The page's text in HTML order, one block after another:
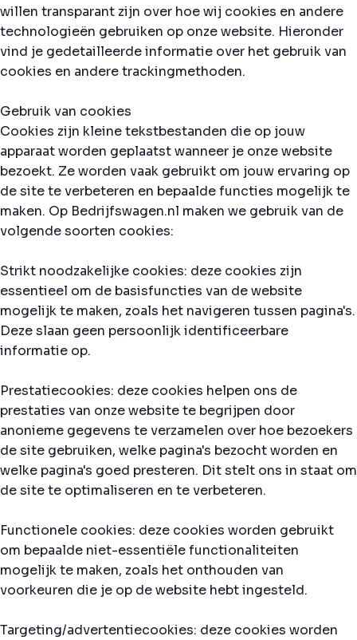
willen transparant zijn over hoe wij cookies en andere
technologieën gebruiken op onze website. Hieronder
vind je gedetailleerde informatie over het gebruik van
cookies en andere trackingmethoden.
Gebruik van cookies
Cookies zijn kleine tekstbestanden die op jouw
apparaat worden geplaatst wanneer je onze website
bezoekt. Ze worden vaak gebruikt om jouw ervaring op
de site te verbeteren en bepaalde functies mogelijk te
maken. Op Bedrijfswagen.nl maken we gebruik van de
volgende soorten cookies:
Strikt noodzakelijke cookies: deze cookies zijn
essentieel om de basisfuncties van de website
mogelijk te maken, zoals het navigeren tussen pagina's.
Deze slaan geen persoonlijk identificeerbare
informatie op.
Prestatiecookies: deze cookies helpen ons de
prestaties van onze website te begrijpen door
anonieme gegevens te verzamelen over hoe bezoekers
de site gebruiken, welke pagina's bezocht worden en
welke pagina's goed presteren. Dit stelt ons in staat om
de site te optimaliseren en te verbeteren.
Functionele cookies: deze cookies worden gebruikt
om bepaalde niet-essentiële functionaliteiten
mogelijk te maken, zoals het onthouden van
voorkeuren die je op de website hebt ingesteld.
Targeting/advertentiecookies: deze cookies worden